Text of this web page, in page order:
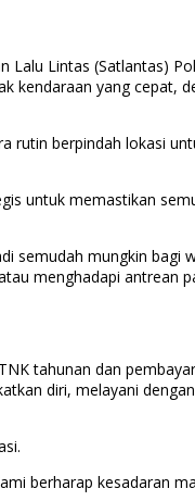
Lalu Lintas (Satlantas)
kendaraan yang cepat,
rutin berpindah lokasi
untuk memastikan
semudah mungkin bagi
menghadapi antrean
tahunan dan
diri, melayani
berharap kesadaran